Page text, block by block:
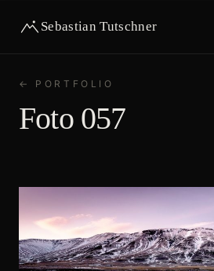
Sebastian Tutschner
HOME
PORTFOLIO
← PORTFOLIO
Foto 057